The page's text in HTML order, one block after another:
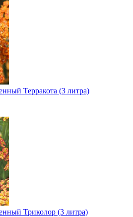
Терракота (3 литра)
Триколор (3 литра)